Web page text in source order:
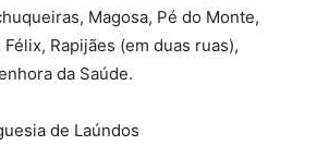
Magosa, Pé do Monte,
Rapijães (em duas ruas),
da Saúde.
de Laúndos